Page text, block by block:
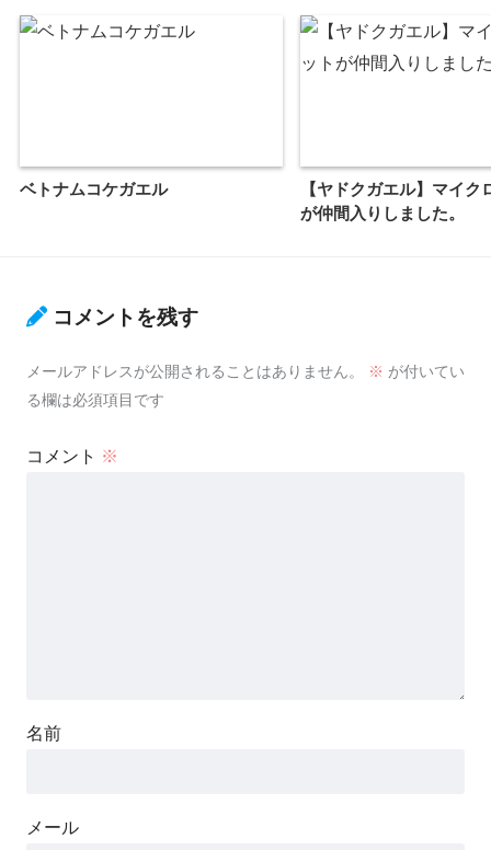
ベトナムコケガエル
【ヤドクガエル】マイク
が仲間入りしました。
コメントを残す
メールアドレスが公開されることはありません。 ※ が付いてい
る欄は必須項目です
コメント ※
名前
メール